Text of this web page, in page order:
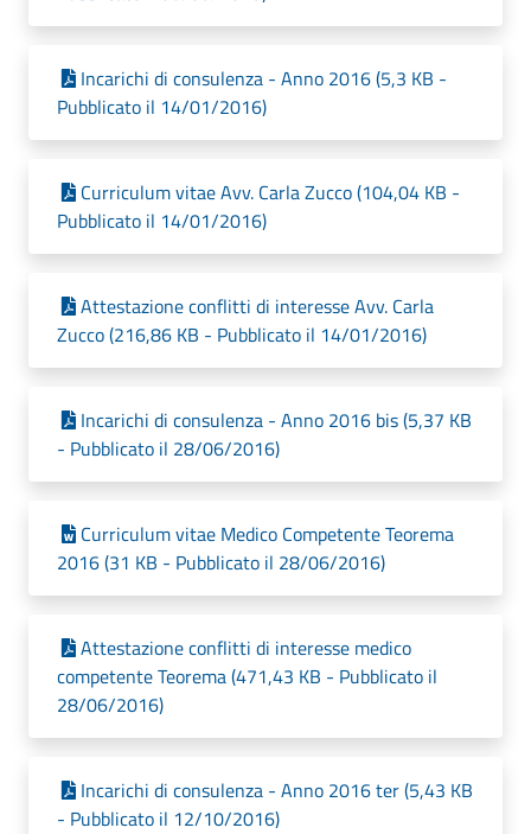
Incarichi di consulenza - Anno 2016 (5,3 KB -
Pubblicato il 14/01/2016)
Curriculum vitae Avv. Carla Zucco (104,04 KB -
Pubblicato il 14/01/2016)
Attestazione conflitti di interesse Avv. Carla
Zucco (216,86 KB - Pubblicato il 14/01/2016)
Incarichi di consulenza - Anno 2016 bis (5,37 KB
- Pubblicato il 28/06/2016)
Curriculum vitae Medico Competente Teorema
2016 (31 KB - Pubblicato il 28/06/2016)
Attestazione conflitti di interesse medico
competente Teorema (471,43 KB - Pubblicato il
28/06/2016)
Incarichi di consulenza - Anno 2016 ter (5,43 KB
- Pubblicato il 12/10/2016)